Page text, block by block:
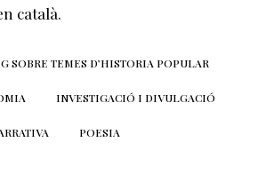
català.
SOBRE TEMES D’HISTORIA POPULAR
INVESTIGACIÓ I DIVULGACIÓ
POESIA